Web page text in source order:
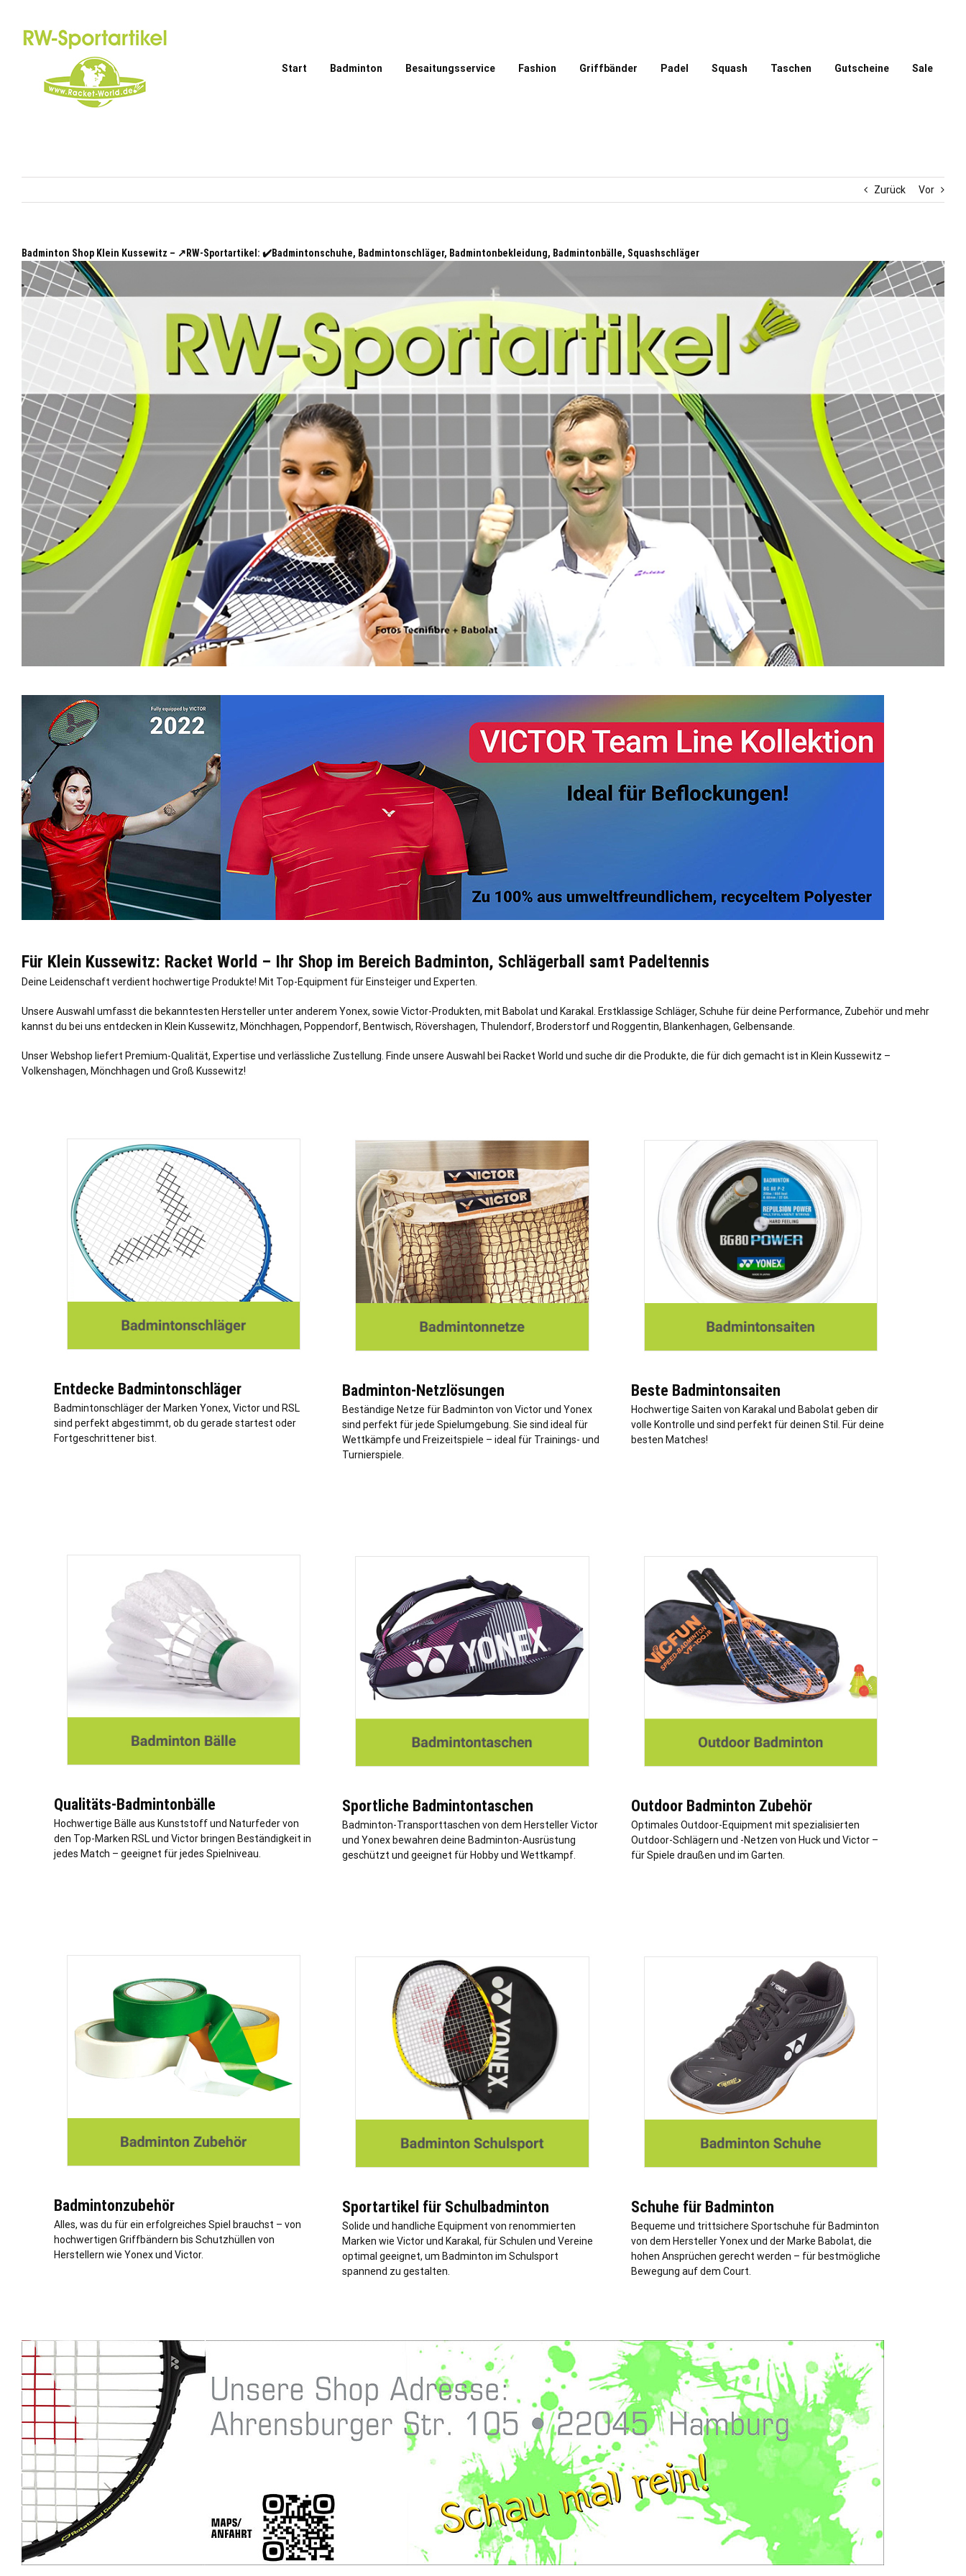
springen
Start Badminton Besaitungsservice Fashion Griffbänder Padel Squash Taschen Gutscheine Sale
Zurück Vor
Badminton Shop Klein Kussewitz – ↗️RW-Sportartikel: ✔️Badmintonschuhe, Badmintonschläger, Badmintonbekleidung, Badmintonbälle, Squashschläger
Für Klein Kussewitz: Racket World – Ihr Shop im Bereich Badminton, Schlägerball samt Padeltennis
Deine Leidenschaft verdient hochwertige Produkte! Mit Top-Equipment für Einsteiger und Experten.
Unsere Auswahl umfasst die bekanntesten Hersteller unter anderem Yonex, sowie Victor-Produkten, mit Babolat und Karakal. Erstklassige Schläger, Schuhe für deine Performance, Zubehör und mehr
kannst du bei uns entdecken in Klein Kussewitz, Mönchhagen, Poppendorf, Bentwisch, Rövershagen, Thulendorf, Broderstorf und Roggentin, Blankenhagen, Gelbensande.
Unser Webshop liefert Premium-Qualität, Expertise und verlässliche Zustellung. Finde unsere Auswahl bei Racket World und suche dir die Produkte, die für dich gemacht ist in Klein Kussewitz –
Volkenshagen, Mönchhagen und Groß Kussewitz!
Entdecke Badmintonschläger
Badmintonschläger der Marken Yonex, Victor und RSL
sind perfekt abgestimmt, ob du gerade startest oder
Fortgeschrittener bist.
Badminton-Netzlösungen
Beständige Netze für Badminton von Victor und Yonex
sind perfekt für jede Spielumgebung. Sie sind ideal für
Wettkämpfe und Freizeitspiele – ideal für Trainings- und
Turnierspiele.
Beste Badmintonsaiten
Hochwertige Saiten von Karakal und Babolat geben dir
volle Kontrolle und sind perfekt für deinen Stil. Für deine
besten Matches!
Qualitäts-Badmintonbälle
Hochwertige Bälle aus Kunststoff und Naturfeder von
den Top-Marken RSL und Victor bringen Beständigkeit in
jedes Match – geeignet für jedes Spielniveau.
Sportliche Badmintontaschen
Badminton-Transporttaschen von dem Hersteller Victor
und Yonex bewahren deine Badminton-Ausrüstung
geschützt und geeignet für Hobby und Wettkampf.
Outdoor Badminton Zubehör
Optimales Outdoor-Equipment mit spezialisierten
Outdoor-Schlägern und -Netzen von Huck und Victor –
für Spiele draußen und im Garten.
Badmintonzubehör
Alles, was du für ein erfolgreiches Spiel brauchst – von
hochwertigen Griffbändern bis Schutzhüllen von
Herstellern wie Yonex und Victor.
Sportartikel für Schulbadminton
Solide und handliche Equipment von renommierten
Marken wie Victor und Karakal, für Schulen und Vereine
optimal geeignet, um Badminton im Schulsport
spannend zu gestalten.
Schuhe für Badminton
Bequeme und trittsichere Sportschuhe für Badminton
von dem Hersteller Yonex und der Marke Babolat, die
hohen Ansprüchen gerecht werden – für bestmögliche
Bewegung auf dem Court.